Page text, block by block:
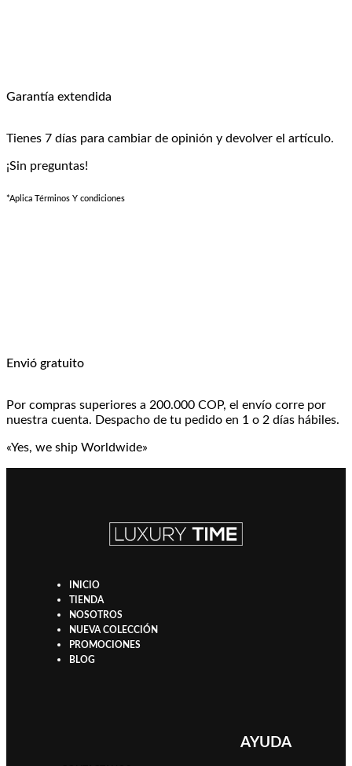
Garantía extendida
Tienes 7 días para cambiar de opinión y devolver el artículo.
¡Sin preguntas!
*Aplica Términos Y condiciones
Envió gratuito
Por compras superiores a 200.000 COP, el envío corre por
nuestra cuenta. Despacho de tu pedido en 1 o 2 días hábiles.
«Yes, we ship Worldwide»
INICIO
TIENDA
NOSOTROS
NUEVA COLECCIÓN
PROMOCIONES
BLOG
AYUDA